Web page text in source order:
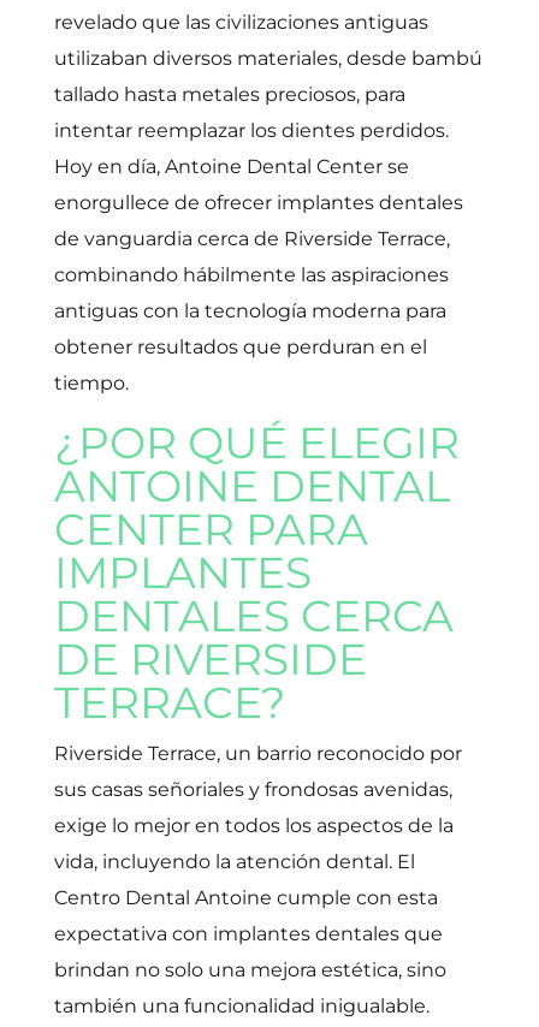
revelado que las civilizaciones antiguas
utilizaban diversos materiales, desde bambú
tallado hasta metales preciosos, para
intentar reemplazar los dientes perdidos.
Hoy en día, Antoine Dental Center se
enorgullece de ofrecer implantes dentales
de vanguardia cerca de Riverside Terrace,
combinando hábilmente las aspiraciones
antiguas con la tecnología moderna para
obtener resultados que perduran en el
tiempo.
¿POR QUÉ ELEGIR
ANTOINE DENTAL
CENTER PARA
IMPLANTES
DENTALES CERCA
DE RIVERSIDE
TERRACE?
Riverside Terrace, un barrio reconocido por
sus casas señoriales y frondosas avenidas,
exige lo mejor en todos los aspectos de la
vida, incluyendo la atención dental. El
Centro Dental Antoine cumple con esta
expectativa con implantes dentales que
brindan no solo una mejora estética, sino
también una funcionalidad inigualable.